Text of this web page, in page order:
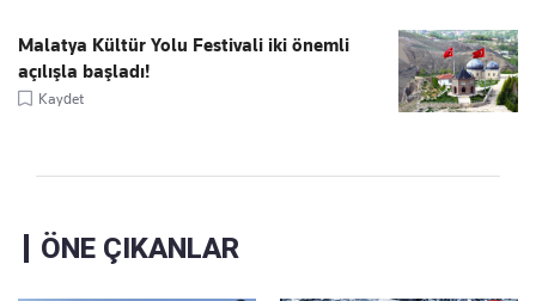
Malatya Kültür Yolu Festivali iki önemli
açılışla başladı!
Kaydet
ÖNE ÇIKANLAR